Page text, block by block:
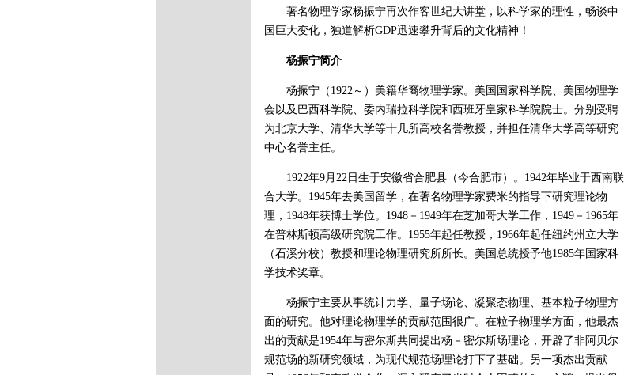
著名物理学家杨振宁再次作客世纪大讲堂，以科学家的理性，畅谈中
国巨大变化，独道解析GDP迅速攀升背后的文化精神！
杨振宁简介
杨振宁（1922～）美籍华裔物理学家。美国国家科学院、美国物理学
会以及巴西科学院、委内瑞拉科学院和西班牙皇家科学院院士。分别受聘
为北京大学、清华大学等十几所高校名誉教授，并担任清华大学高等研究
中心名誉主任。
1922年9月22日生于安徽省合肥县（今合肥市）。1942年毕业于西南联
合大学。1945年去美国留学，在著名物理学家费米的指导下研究理论物
理，1948年获博士学位。1948－1949年在芝加哥大学工作，1949－1965年
在普林斯顿高级研究院工作。1955年起任教授，1966年起任纽约州立大学
（石溪分校）教授和理论物理研究所所长。美国总统授予他1985年国家科
学技术奖章。
杨振宁主要从事统计力学、量子场论、凝聚态物理、基本粒子物理方
面的研究。他对理论物理学的贡献范围很广。在粒子物理学方面，他最杰
出的贡献是1954年与密尔斯共同提出杨－密尔斯场理论，开辟了非阿贝尔
规范场的新研究领域，为现代规范场理论打下了基础。另一项杰出贡献